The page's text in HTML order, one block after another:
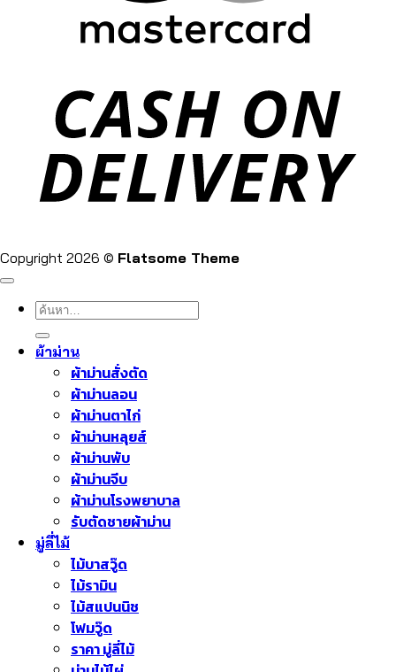
Copyright 2026 © Flatsome Theme
ค้นหา:
ผ้าม่าน
ผ้าม่านสั่งตัด
ผ้าม่านลอน
ผ้าม่านตาไก่
ผ้าม่านหลุยส์
ผ้าม่านพับ
ผ้าม่านจีบ
ผ้าม่านโรงพยาบาล
รับตัดชายผ้าม่าน
มู่ลี่ไม้
ไม้บาสวู๊ด
ไม้รามิน
ไม้สแปนนิช
โฟมวู๊ด
ราคา มู่ลี่ไม้